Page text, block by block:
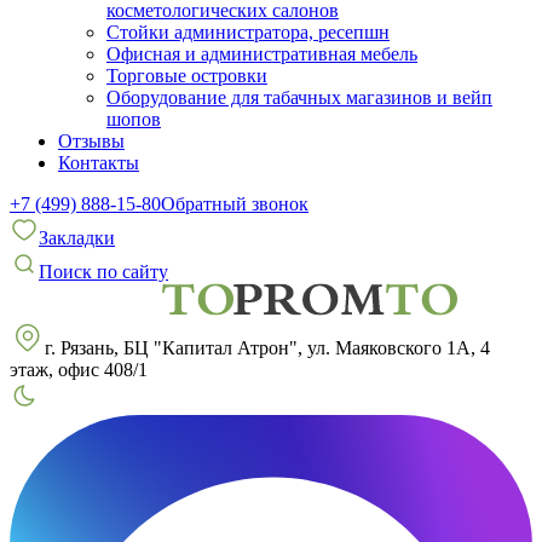
косметологических салонов
Стойки администратора, ресепшн
Офисная и административная мебель
Торговые островки
Оборудование для табачных магазинов и вейп
шопов
Отзывы
Контакты
+7 (499) 888-15-80Обратный звонок
Закладки
Поиск по сайту
г. Рязань, БЦ "Капитал Атрон", ул. Маяковского 1А, 4
этаж, офис 408/1